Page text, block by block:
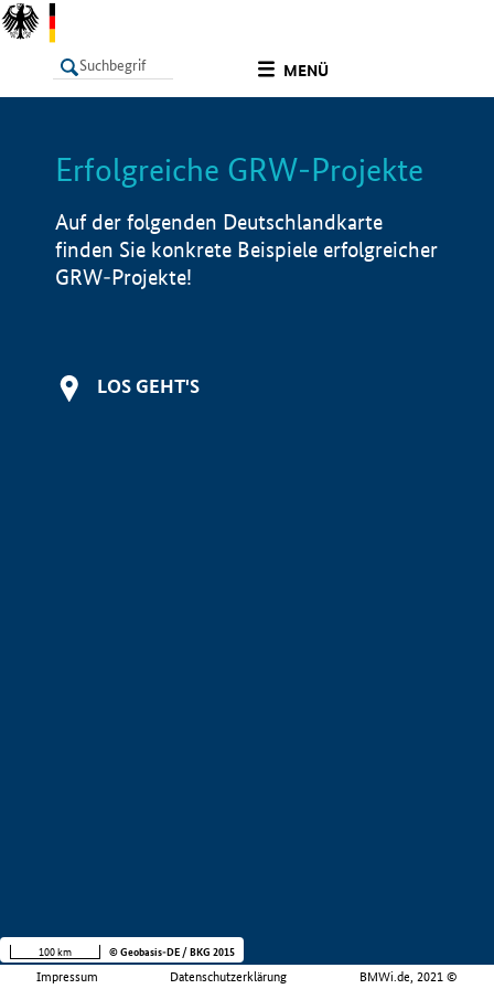
MENÜ
LISTE Info
Erfolgreiche GRW-Projekte
Auf der folgenden Deutschlandkarte
finden Sie konkrete Beispiele erfolgreicher
GRW-Projekte!
LOS GEHT'S
Impressum Datenschutzerklärung BMWi.de, 2021 ©
100 km © Geobasis-DE / BKG 2015